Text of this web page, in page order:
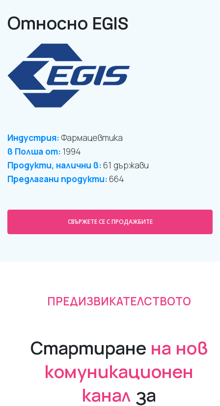
Относно EGIS
Индустрия: Фармацевтика
в Полша от: 1994
Продукти, налични в:61 държави
Предлагани продукти:664
СВЪРЖЕТЕ СЕ С ПРОДАЖБИТЕ
ПРЕДИЗВИКАТЕЛСТВОТО
Стартиране на нов
комуникационен
канал за